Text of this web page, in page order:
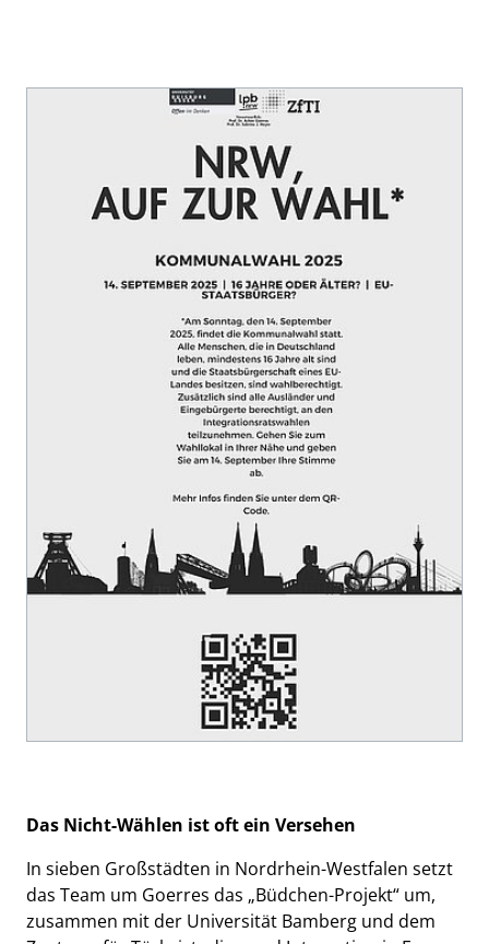
Das Nicht-Wählen ist oft ein Versehen
In sieben Großstädten in Nordrhein-Westfalen setzt
das Team um Goerres das „Büdchen-Projekt“ um,
zusammen mit der Universität Bamberg und dem